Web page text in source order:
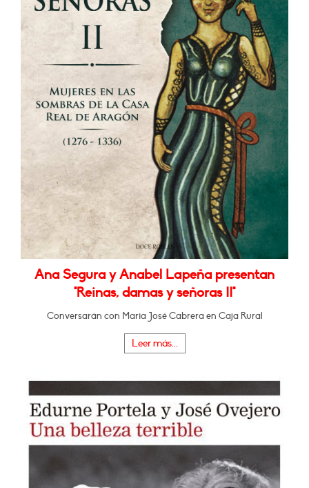
Ana Segura y Anabel Lapeña presentan
"Reinas, damas y señoras II"
Conversarán con Maria José Cabrera en Caja Rural
Leer más...